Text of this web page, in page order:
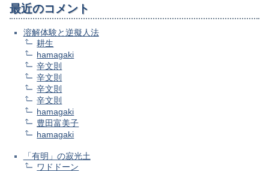
最近のコメント
溶解体験と逆擬人法
耕生
hamagaki
辛文則
辛文則
辛文則
辛文則
hamagaki
豊田富美子
hamagaki
「有明」の寂光土
ワドドーン